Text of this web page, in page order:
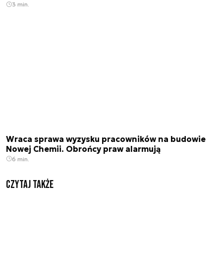
3 min.
Wraca sprawa wyzysku pracowników na budowie
Nowej Chemii. Obrońcy praw alarmują
6 min.
Czytaj także